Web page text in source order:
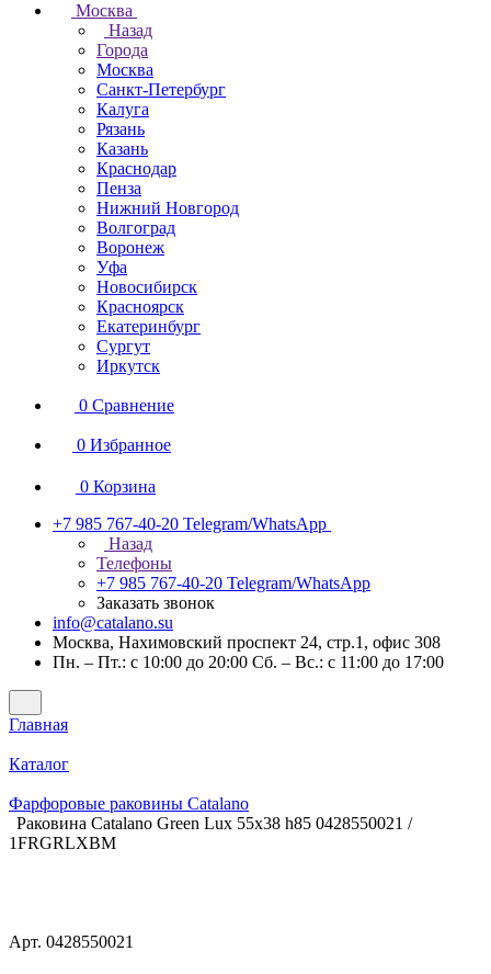
Москва
Назад
Города
Москва
Санкт-Петербург
Калуга
Рязань
Казань
Краснодар
Пенза
Нижний Новгород
Волгоград
Воронеж
Уфа
Новосибирск
Красноярск
Екатеринбург
Сургут
Иркутск
0 Сравнение
0 Избранное
0 Корзина
+7 985 767-40-20 Telegram/WhatsApp
Назад
Телефоны
+7 985 767-40-20 Telegram/WhatsApp
Заказать звонок
info@catalano.su
Москва, Нахимовский проспект 24, стр.1, офис 308
Пн. – Пт.: с 10:00 до 20:00 Сб. – Вс.: с 11:00 до 17:00
Главная
Каталог
Фарфоровые раковины Catalano
Раковина Catalano Green Lux 55x38 h85 0428550021 /
1FRGRLXBM
Арт. 0428550021